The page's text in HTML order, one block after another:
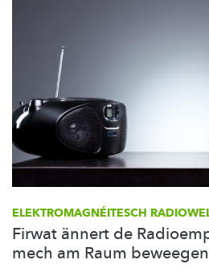
ELEKTROMAGNÉITESCH
Firwat ännert de
mech am Raum